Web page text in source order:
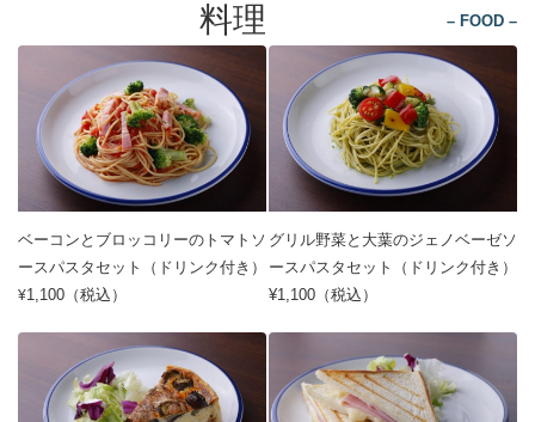
料理 – FOOD –
ベーコンとブロッコリーのトマトソ
ースパスタセット（ドリンク付き）
¥1,100（税込）
グリル野菜と大葉のジェノベーゼソ
ースパスタセット（ドリンク付き）
¥1,100（税込）